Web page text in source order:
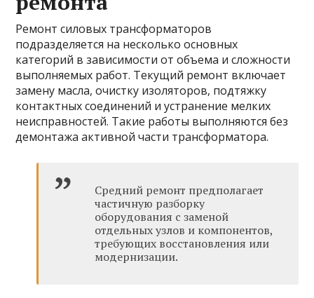
Ремонт силовых трансформаторов
подразделяется на несколько основных
категорий в зависимости от объема и сложности
выполняемых работ. Текущий ремонт включает
замену масла, очистку изоляторов, подтяжку
контактных соединений и устранение мелких
неисправностей. Такие работы выполняются без
демонтажа активной части трансформатора.
Средний ремонт предполагает
частичную разборку
оборудования с заменой
отдельных узлов и компонентов,
требующих восстановления или
модернизации.